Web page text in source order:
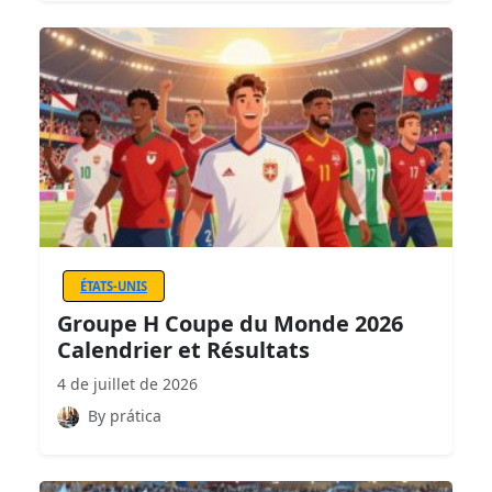
ÉTATS-UNIS
Groupe H Coupe du Monde 2026
Calendrier et Résultats
4 de juillet de 2026
By prática